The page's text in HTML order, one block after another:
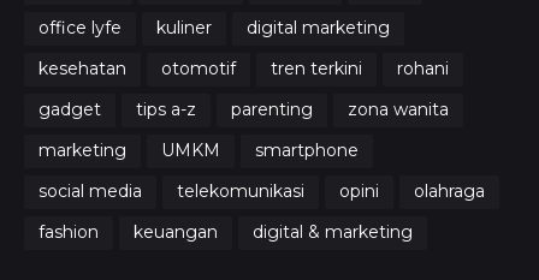
office lyfe
kuliner
digital marketing
kesehatan
otomotif tren terkini
rohani
gadget
tips a-z parenting
zona wanita
marketing
UMKM
smartphone
social media
telekomunikasi opini
olahraga
fashion
keuangan digital & marketing